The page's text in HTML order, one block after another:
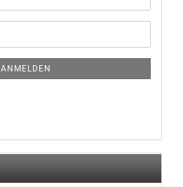
ANMELDEN